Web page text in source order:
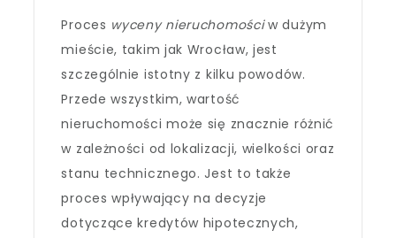
Proces wyceny nieruchomościw dużym
mieście, takim jak Wrocław, jest
szczególnie istotny z kilku powodów.
Przede wszystkim, wartość
nieruchomości może się znacznie różnić
w zależności od lokalizacji, wielkości oraz
stanu technicznego. Jest to także
proces wpływający na decyzje
dotyczące kredytów hipotecznych,